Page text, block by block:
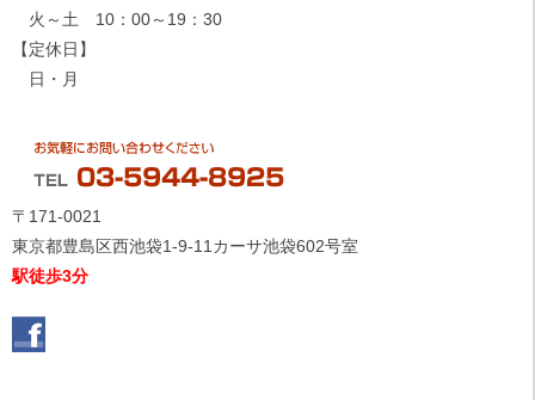
火～土 10：00～19：30
【定休日】
日・月
〒171-0021
東京都豊島区西池袋1-9-11カーサ池袋602号室
駅徒歩3分